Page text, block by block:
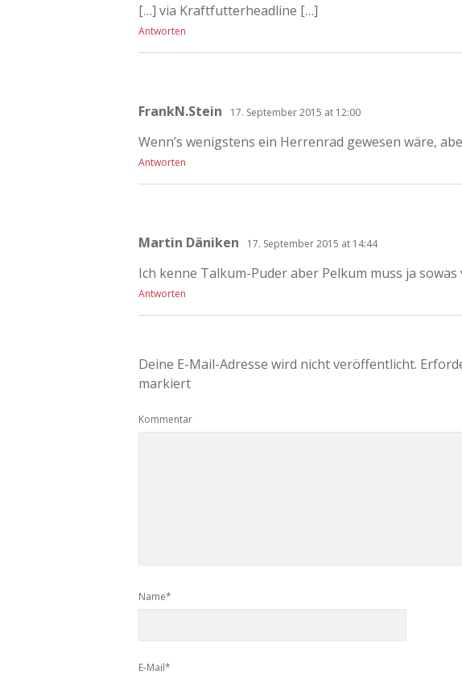
[…] via Kraftfutterheadline […]
Antworten
FrankN.Stein 17. September 2015 at 12:00
Wenn’s wenigstens ein Herrenrad gewesen wäre,
Antworten
Martin Däniken 17. September 2015 at 14:44
Ich kenne Talkum-Puder aber Pelkum muss ja
Antworten
Deine E-Mail-Adresse wird nicht veröffentlicht.
markiert
Kommentar
Name*
E-Mail*